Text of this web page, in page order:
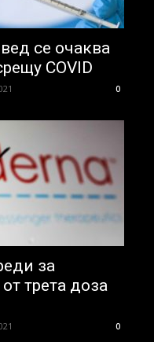
се очаква
COVID
0
за
трета доза
0